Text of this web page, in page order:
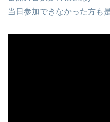
当日参加できなかった方も